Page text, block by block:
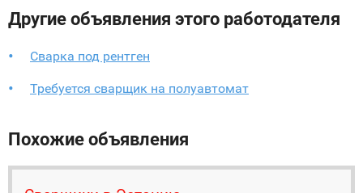
Другие объявления этого работодателя
Cварка под рентген
Требуется сварщик на полуавтомат
Похожие объявления